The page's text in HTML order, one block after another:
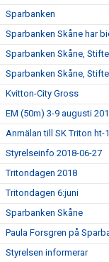
Sparbanken
Sparbanken Skåne har
Sparbanken Skåne,
Sparbanken Skåne,
Kvitton-City Gross
EM (50m) 3-9 augusti
Anmälan till SK Triton ht-
Styrelseinfo 2018-06-27
Tritondagen 2018
Tritondagen 6:juni
Sparbanken Skåne
Paula Forsgren på
Styrelsen informerar